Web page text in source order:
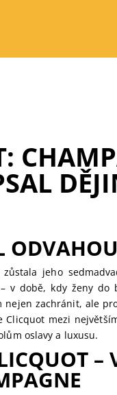
jeho
v době, kdy ženy do
zachránit, ale
mezi
oslavy a luxusu.
–